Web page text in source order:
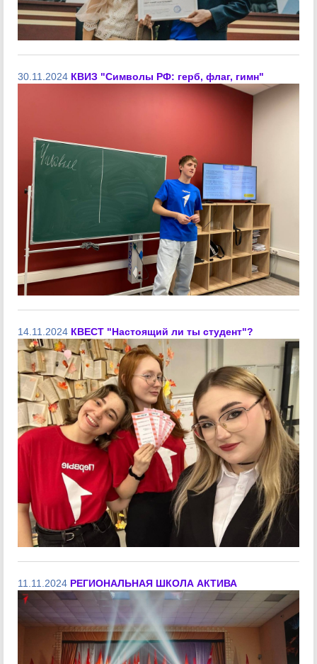
30.11.2024 КВИЗ "Символы РФ: герб, флаг, гимн"
14.11.2024 КВЕСТ "Настоящий ли ты студент"?
11.11.2024 РЕГИОНАЛЬНАЯ ШКОЛА АКТИВА